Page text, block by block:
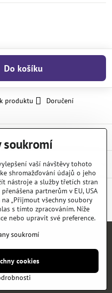
Do košíku
produktu Doručení
Reddit LinkedInWhatsApp
E-
mail
Zásady ochrany soukromí
ByznysWeb.cz
soukromí
vaší návštěvy tohoto
shromažďování údajů o jeho
nástroje a služby třetích stran
partnerům v EU, USA
„Přijmout všechny soubory
s tímto zpracováním. Níže
nebo upravit své preference.
soukromí
cookies